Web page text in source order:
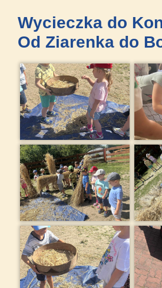
Wycieczka do
Od Ziarenka do